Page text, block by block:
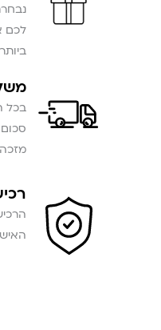
לכם
בכל